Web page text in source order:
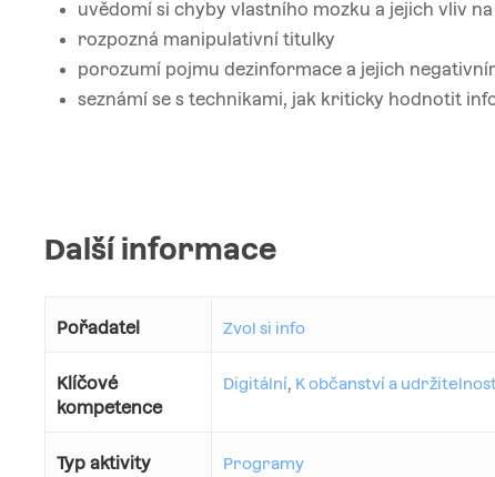
uvědomí si chyby vlastního mozku a jejich vliv
rozpozná manipulativní titulky
porozumí pojmu dezinformace a jejich
seznámí se s technikami, jak kriticky hodnotit
Další informace
Pořadatel Zvol si info
Klíčové
kompetence
Digitální, K občanství a
Typ aktivity Programy